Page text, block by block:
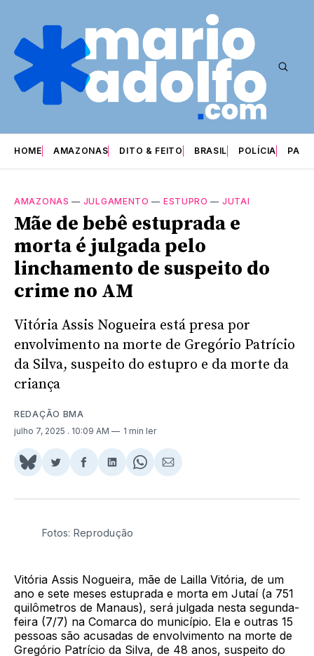
HOME AMAZONAS DITO & FEITO BRASIL POLÍCIA
AMAZONAS — JULGAMENTO — ESTUPRO — JUTAI
Mãe de bebê estuprada e
morta é julgada pelo
linchamento de suspeito do
crime no AM
Vitória Assis Nogueira está presa por
envolvimento na morte de Gregório Patrício
da Silva, suspeito do estupro e da morte da
criança
REDAÇÃO BMA
julho 7, 2025 . 10:09 AM 1 min ler
Share
BlueSky
Compartilhar
Twitter
Compartilhar
Facebook
Compartilhar
LinkedIn
Share
WhatsApp
Compartilhar
Email
Fotos: Reprodução
Vitória Assis Nogueira, mãe de Lailla Vitória, de um
ano e sete meses estuprada e morta em Jutaí (a 751
quilômetros de Manaus), será julgada nesta segunda-
feira (7/7) na Comarca do município. Ela e outras 15
pessoas são acusadas de envolvimento na morte de
Gregório Patrício da Silva, de 48 anos, suspeito do